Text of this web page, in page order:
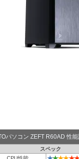
パソコン ZEFT R60AD 性
スペック